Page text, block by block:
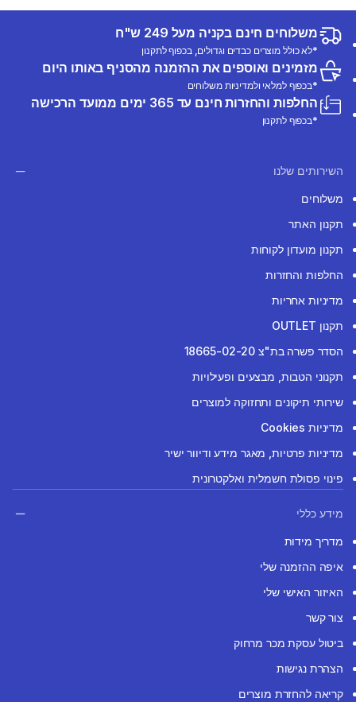
משלוחים חינם בקניה מעל 249 ש"ח
*לא כולל מוצרים כבדים וגדולים, בכפוף לתקנון
מזמינים ואוספים את ההזמנה מהסניף באותו היום
*בכפוף למלאי ולמדיניות משלוחים
החלפות והחזרות חינם עד 365 ימים ממועד הרכישה
*בכפוף לתקנון
השירותים שלנו
משלוחים
תקנון האתר
תקנון מועדון לקוחות
החלפות והחזרות
מדיניות אחריות
תקנון OUTLET
הסדר פשרה בת"צ 18665-02-20
תקנוני הטבות, מבצעים ופעילויות
שירותי תיקונים ותחזוקה למוצרים
מדיניות Cookies
מדיניות פרטיות, מאגר מידע ודיוור ישיר
פינוי פסולת חשמלית ואלקטרונית
מידע כללי
מדריך מידות
איפה ההזמנה שלי
האיזור האישי שלי
צור קשר
ביטול עסקת מכר מרחוק
הצהרת נגישות
קריאה להחזרת מוצרים